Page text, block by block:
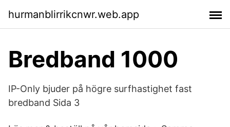
hurmanblirrikcnwr.web.app
Bredband 1000
IP-Only bjuder på högre surfhastighet fast
bredband Sida 3